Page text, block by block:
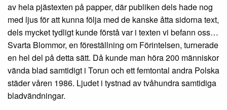
av hela pjästexten på papper, där publiken dels hade nog
med ljus för att kunna följa med de kanske åtta sidorna text,
dels mycket tydligt kunde förstå var i texten vi befann oss…
Svarta Blommor, en föreställning om Förintelsen, turnerade
en hel del på detta sätt. Då kunde man höra 200 människor
vända blad samtidigt i Torun och ett femtontal andra Polska
städer våren 1986. Ljudet i tystnad av tvåhundra samtidiga
bladvändningar.